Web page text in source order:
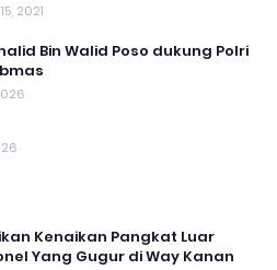
2021
Bin Walid Poso dukung Polri
Kenaikan Pangkat Luar
Yang Gugur di Way Kanan